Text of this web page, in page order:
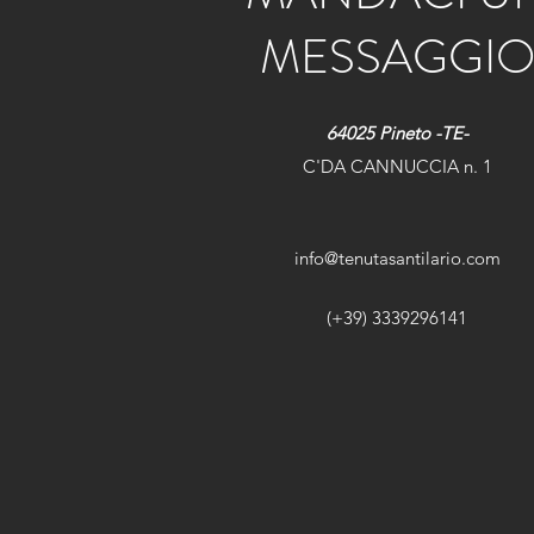
MESSAGGIO
64025 Pineto -TE-
C'DA CANNUCCIA n. 1
info@tenutasantilario.com
(+39) 3339296141